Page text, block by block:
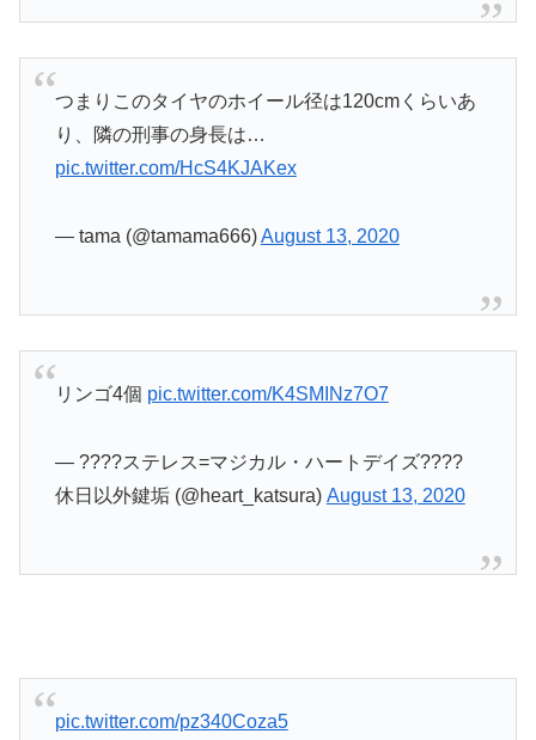
つまりこのタイヤのホイール径は120cmくらいあ
り、隣の刑事の身長は…
pic.twitter.com/HcS4KJAKex
— tama (@tamama666)August 13, 2020
リンゴ4個 pic.twitter.com/K4SMINz7O7
— ????ステレス=マジカル・ハートデイズ????
休日以外鍵垢 (@heart_katsura) August 13, 2020
pic.twitter.com/pz340Coza5